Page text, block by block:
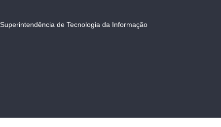
Superintendência de Tecnologia da Informação